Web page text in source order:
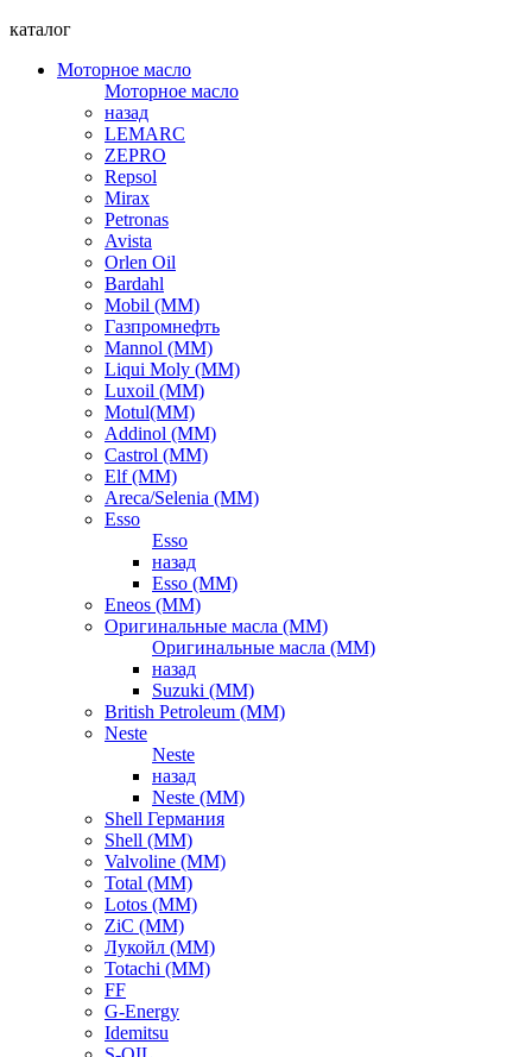
каталог
Моторное масло
Моторное масло
назад
LEMARC
ZEPRO
Repsol
Mirax
Petronas
Avista
Orlen Oil
Bardahl
Mobil (ММ)
Газпромнефть
Mannol (ММ)
Liqui Moly (ММ)
Luxoil (ММ)
Motul(ММ)
Addinol (ММ)
Castrol (ММ)
Elf (ММ)
Areca/Selenia (ММ)
Esso
Esso
назад
Esso (ММ)
Eneos (ММ)
Оригинальные масла (ММ)
Оригинальные масла (ММ)
назад
Suzuki (ММ)
British Petroleum (ММ)
Neste
Neste
назад
Neste (ММ)
Shell Германия
Shell (ММ)
Valvoline (ММ)
Total (ММ)
Lotos (ММ)
ZiC (ММ)
Лукойл (ММ)
Totachi (MM)
FF
G-Energy
Idemitsu